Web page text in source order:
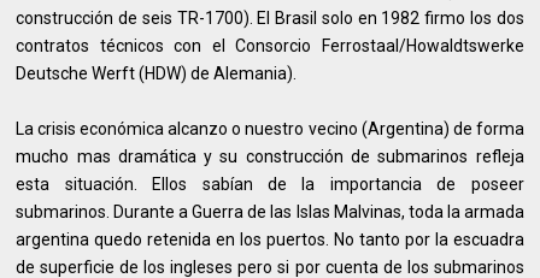
construcción de seis TR-1700). El Brasil solo en 1982 firmo los dos
contratos técnicos con el Consorcio Ferrostaal/Howaldtswerke
Deutsche Werft (HDW) de Alemania).
La crisis económica alcanzo o nuestro vecino (Argentina) de forma
mucho mas dramática y su construcción de submarinos refleja
esta situación. Ellos sabían de la importancia de poseer
submarinos. Durante a Guerra de las Islas Malvinas, toda la armada
argentina quedo retenida en los puertos. No tanto por la escuadra
de superficie de los ingleses pero si por cuenta de los submarinos